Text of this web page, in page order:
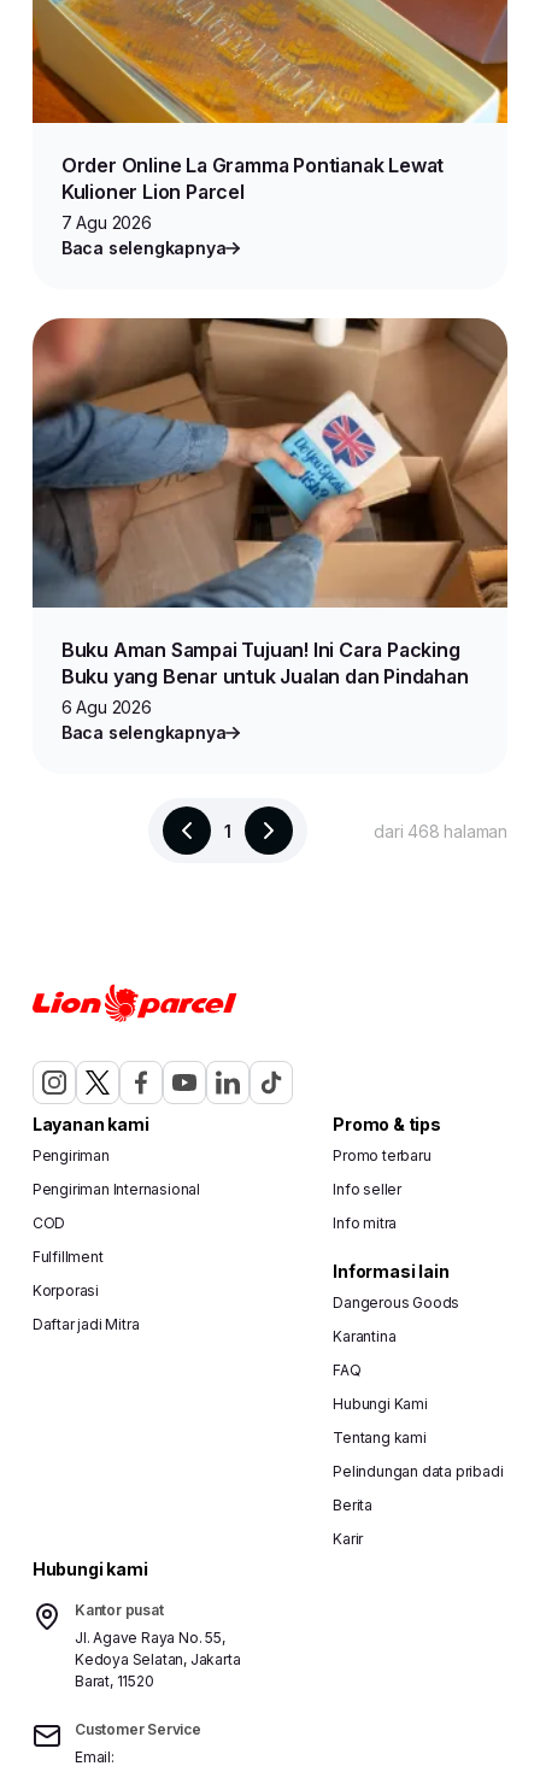
Order Online La Gramma Pontianak Lewat
Kulioner Lion Parcel
7 Agu 2026
Baca selengkapnya
Buku Aman Sampai Tujuan! Ini Cara Packing
Buku yang Benar untuk Jualan dan Pindahan
6 Agu 2026
Baca selengkapnya
1 dari 468 halaman
Layanan kami
Pengiriman
Pengiriman Internasional
COD
Fulfillment
Korporasi
Daftar jadi Mitra
Promo & tips
Promo terbaru
Info seller
Info mitra
Informasi lain
Dangerous Goods
Karantina
FAQ
Hubungi Kami
Tentang kami
Pelindungan data pribadi
Berita
Karir
Hubungi kami
Kantor pusat
Jl. Agave Raya No. 55,
Kedoya Selatan, Jakarta
Barat, 11520
Customer Service
Email: